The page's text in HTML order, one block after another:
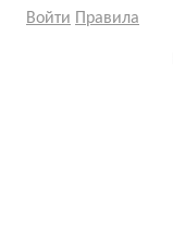
Войти Правила